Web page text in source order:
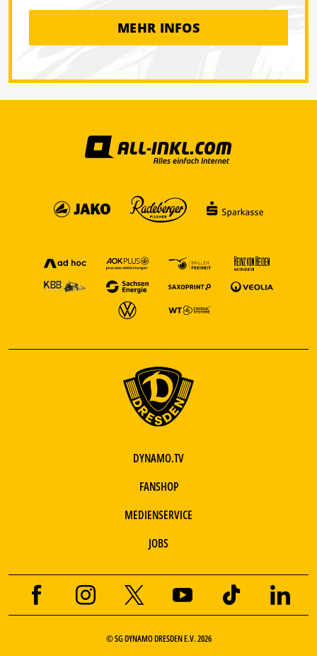
MEHR INFOS
DYNAMO.TV
FANSHOP
MEDIENSERVICE
JOBS
© SG DYNAMO DRESDEN E.V. 2026